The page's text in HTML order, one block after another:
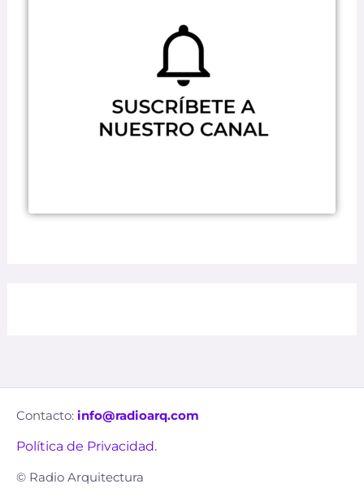
Contacto: info@radioarq.com
Política de Privacidad.
© Radio Arquitectura